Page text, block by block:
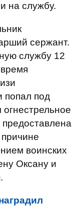
на службу.
сержант.
службу 12
попал под
воинских
Оксану и